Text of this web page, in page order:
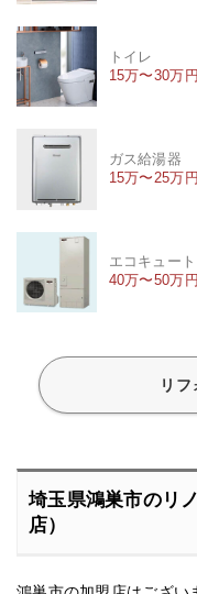
トイレ
15万〜30万円
ガス給湯器
15万〜25万円
エコキュート
40万〜50万円
リフ
埼玉県鴻巣市のリ
店）